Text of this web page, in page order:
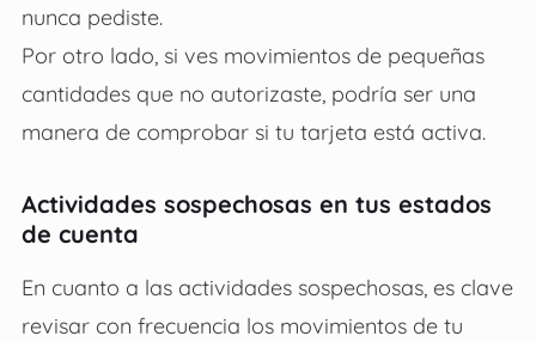
nunca pediste.
Por otro lado, si ves movimientos de pequeñas
cantidades que no autorizaste, podría ser una
manera de comprobar si tu tarjeta está activa.
Actividades sospechosas en tus estados
de cuenta
En cuanto a las actividades sospechosas, es clave
revisar con frecuencia los movimientos de tu